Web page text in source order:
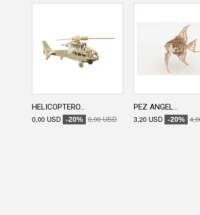
HELICOPTERO...
0,00 USD -20% 0,00 USD
PEZ ANGEL...
3,20 USD -20%